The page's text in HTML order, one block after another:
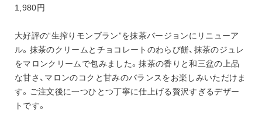
1,980円
大好評の“生搾りモンブラン”を抹茶バージョンにリニューア
ル。抹茶のクリームとチョコレートのわらび餅、抹茶のジュレ
をマロンクリームで包みました。抹茶の香りと和三盆の上品
な甘さ、マロンのコクと甘みのバランスをお楽しみいただけま
す。ご注文後に一つひとつ丁寧に仕上げる贅沢すぎるデザー
トです。